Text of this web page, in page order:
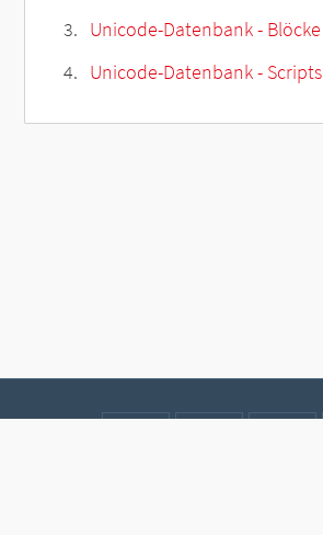
Unicode-Datenbank - Blöcke
Unicode-Datenbank - Scripts